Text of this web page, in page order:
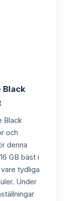
Black
Black
och
denna
GB bäst i
tydliga
Under